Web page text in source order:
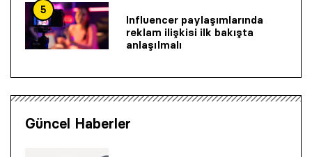
5
Influencer paylaşımlarında
reklam ilişkisi ilk bakışta
anlaşılmalı
Güncel Haberler